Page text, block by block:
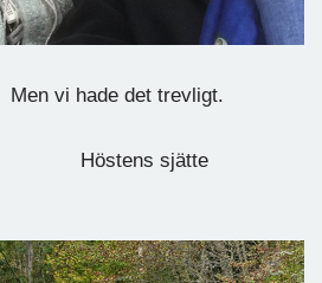
vi hade det trevligt.
01 Höstens sjätte